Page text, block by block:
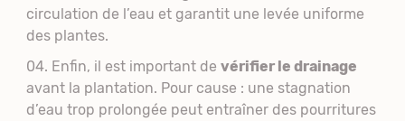
circulation de l’eau et garantit une levée uniforme
des plantes.
Enfin, il est important de vérifier le drainage
avant la plantation. Pour cause : une stagnation
d’eau trop prolongée peut entraîner des pourritures